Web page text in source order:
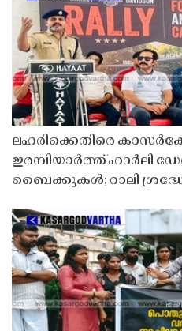
ലഹരിക്കെതിരെ
ഇരമ്പിയാർത്ത് ഹാർലി
ബൈക്കുകൾ; റാലി